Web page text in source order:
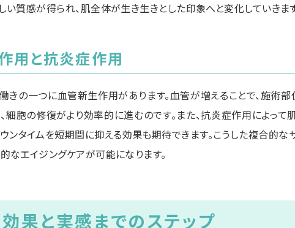
い質感が得られ、肌全体が生き生きとした印象へと変化していきま
用と抗炎症作用
きの一つに血管新生作用があります。血管が増えることで、施術
細胞の修復がより効率的に進むのです。また、抗炎症作用によって
ンタイムを短期間に抑える効果も期待できます。こうした複合的な
なエイジングケアが可能になります。
果と実感までのステップ